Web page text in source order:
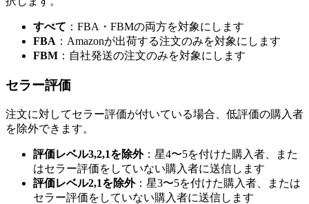
すべて ：FBA・FBMの両方を対象にします
FBA ：Amazonが出荷する注文のみを対象にします
FBM ：自社発送の注文のみを対象にします
セラー評価
注文に対してセラー評価が付いている場合、低評価の購入者
を除外できます。
評価レベル3,2,1を除外：星4〜5を付けた購入者、また
はセラー評価をしていない購入者に送信します
評価レベル2,1を除外：星3〜5を付けた購入者、または
セラー評価をしていない購入者に送信します